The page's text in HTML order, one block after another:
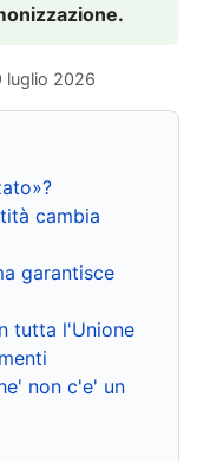
luglio 2026
cambia
garantisce
tutta l'Unione
non c'e' un